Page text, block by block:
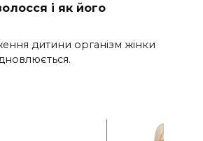
і як його
дитини організм жінки